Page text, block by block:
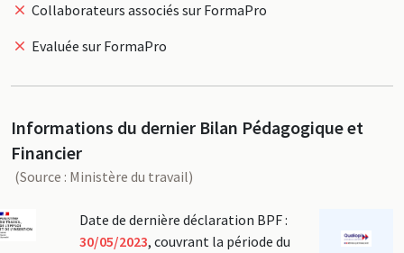
Collaborateurs associés sur FormaPro
Evaluée sur FormaPro
Informations du dernier Bilan Pédagogique et
Financier
(Source : Ministère du travail)
Date de dernière déclaration BPF :
30/05/2023, couvrant la période du